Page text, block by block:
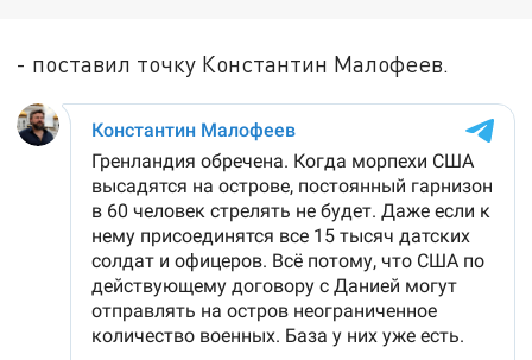
- поставил точку Константин Малофеев.